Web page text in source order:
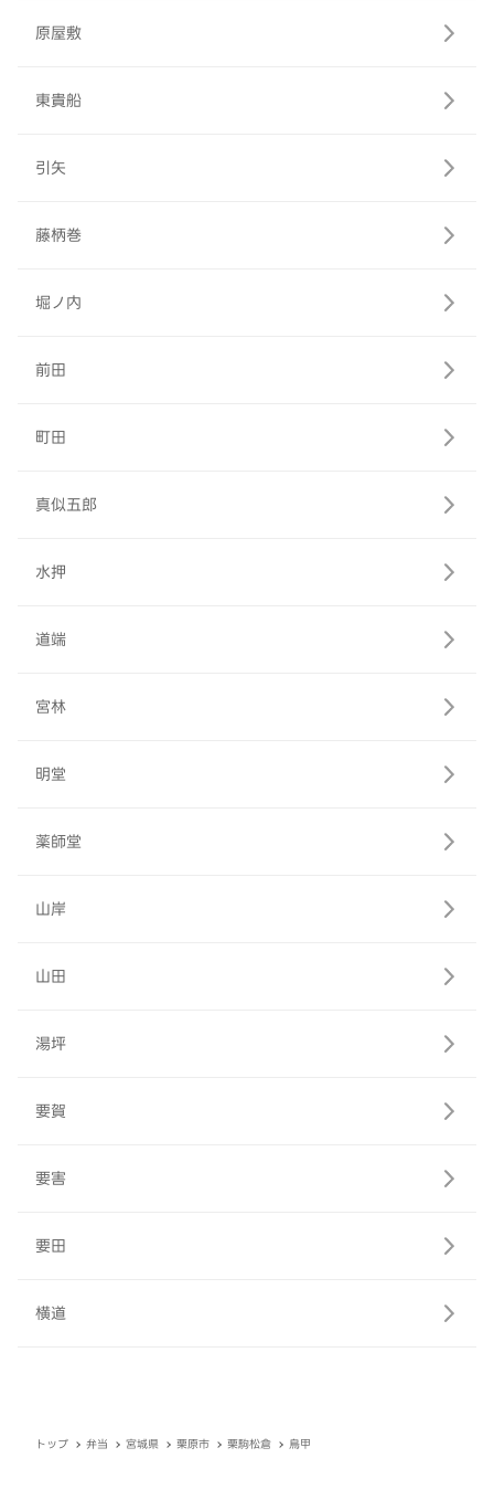
原屋敷
東貴船
引矢
藤柄巻
堀ノ内
前田
町田
真似五郎
水押
道端
宮林
明堂
薬師堂
山岸
山田
湯坪
要賀
要害
要田
横道
トップ 弁当 宮城県 栗原市 栗駒松倉 鳥甲